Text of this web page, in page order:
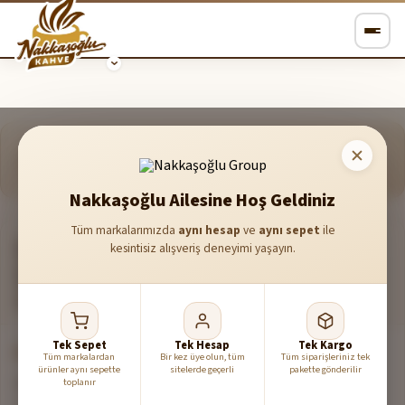
Nakkaşoğlu Ailesine Hoş Geldiniz
Tüm markalarımızda aynı hesap ve aynı sepet ile
kesintisiz alışveriş deneyimi yaşayın.
Tek Sepet
Tüm markalardan
ürünler aynı sepette
toplanır
Tek Hesap
Bir kez üye olun, tüm
sitelerde geçerli
Tek Kargo
Tüm siparişleriniz tek
pakette gönderilir
6698 Sayılı Kişisel Verilerin Korunması Kanunu (KVKK) kapsamında
Nakkaşoğlu Group İnşaat Gıda San. ve Tic. Ltd. Şti.
Altındağ/Ankara
05451250606
AÇIK RIZA VE KAPSAM
6698 sayılı Kişisel Verilerin Korunması Kanunu uyarınca; veri